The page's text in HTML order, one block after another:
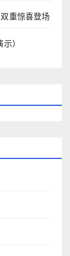
重惊喜登场
）